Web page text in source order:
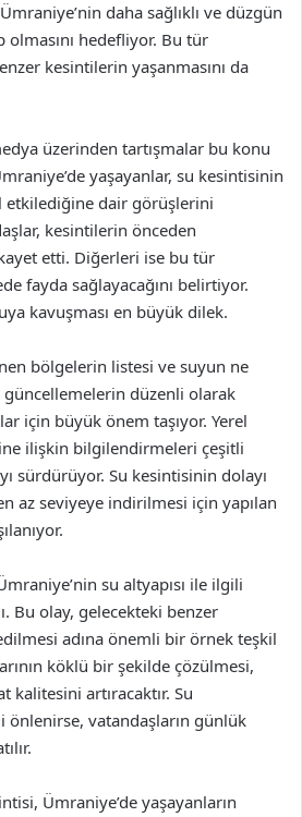
daha sağlıklı ve düzgün
olmasını hedefliyor. Bu tür
kesintilerin yaşanmasını da
üzerinden tartışmalar bu konu
yaşayanlar, su kesintisinin
etkilediğine dair görüşlerini
kesintilerin önceden
etti. Diğerleri ise bu tür
fayda sağlayacağını belirtiyor.
kavuşması en büyük dilek.
bölgelerin listesi ve suyun ne
düzenli olarak
için büyük önem taşıyor. Yerel
ilişkin bilgilendirmeleri çeşitli
sürdürüyor. Su kesintisinin dolayı
az seviyeye indirilmesi için yapılan
su altyapısı ile ilgili
Bu olay, gelecekteki benzer
adına önemli bir örnek teşkil
köklü bir şekilde çözülmesi,
kalitesini artıracaktır. Su
vatandaşların günlük
Ümraniye’de yaşayanların